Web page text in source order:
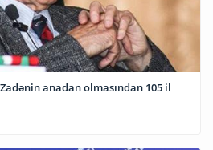
anadan olmasından 105 il